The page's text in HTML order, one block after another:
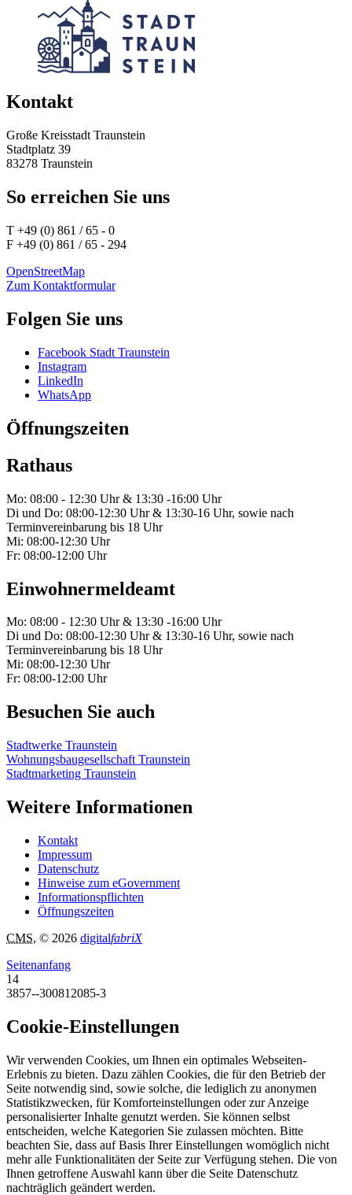
Kontakt
Große Kreisstadt Traunstein
Stadtplatz 39
83278 Traunstein
So erreichen Sie uns
T +49 (0) 861 / 65 - 0
F +49 (0) 861 / 65 - 294
OpenStreetMap
Zum Kontaktformular
Folgen Sie uns
Facebook Stadt Traunstein
Instagram
LinkedIn
WhatsApp
Öffnungszeiten
Rathaus
Mo: 08:00 - 12:30 Uhr & 13:30 -16:00 Uhr
Di und Do: 08:00-12:30 Uhr & 13:30-16 Uhr, sowie nach
Terminvereinbarung bis 18 Uhr
Mi: 08:00-12:30 Uhr
Fr: 08:00-12:00 Uhr
Einwohnermeldeamt
Mo: 08:00 - 12:30 Uhr & 13:30 -16:00 Uhr
Di und Do: 08:00-12:30 Uhr & 13:30-16 Uhr, sowie nach
Terminvereinbarung bis 18 Uhr
Mi: 08:00-12:30 Uhr
Fr: 08:00-12:00 Uhr
Besuchen Sie auch
Stadtwerke Traunstein
Wohnungsbaugesellschaft Traunstein
Stadtmarketing Traunstein
Weitere Informationen
Kontakt
Impressum
Datenschutz
Hinweise zum eGovernment
Informationspflichten
Öffnungszeiten
CMS, © 2026 digitalfabriX
Seitenanfang
14
3857--300812085-3
Cookie-Einstellungen
Wir verwenden Cookies, um Ihnen ein optimales Webseiten-
Erlebnis zu bieten. Dazu zählen Cookies, die für den Betrieb der
Seite notwendig sind, sowie solche, die lediglich zu anonymen
Statistikzwecken, für Komforteinstellungen oder zur Anzeige
personalisierter Inhalte genutzt werden. Sie können selbst
entscheiden, welche Kategorien Sie zulassen möchten. Bitte
beachten Sie, dass auf Basis Ihrer Einstellungen womöglich nicht
mehr alle Funktionalitäten der Seite zur Verfügung stehen. Die von
Ihnen getroffene Auswahl kann über die Seite Datenschutz
nachträglich geändert werden.